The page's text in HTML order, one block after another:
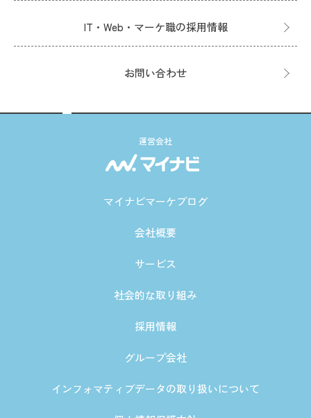
IT・Web・マーケ職の採用情報
お問い合わせ
運営会社
マイナビマーケブログ
会社概要
サービス
社会的な取り組み
採用情報
グループ会社
インフォマティブデータの取り扱いについて